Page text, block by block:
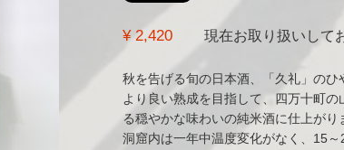
¥ 2,420 現在お取り扱いして
秋を告げる旬の日本酒、「久礼」のひ
より良い熟成を目指して、四万十町
る穏やかな味わいの純米酒に仕上がり
洞窟内は一年中温度変化がなく、15